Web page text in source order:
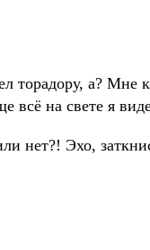
торадору, а? Мне
всё на свете я
нет?! Эхо,